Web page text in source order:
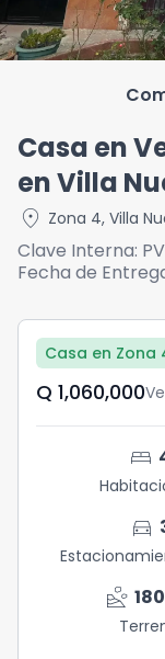
Casa en
en Villa
location_on Zona 4, Villa
Clave Interna:
Fecha de
Casa en Zona
Q	1,060,000
bed
directions_car
landslide 180